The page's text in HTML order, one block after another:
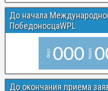
До начала
ПобедоносцаWPL
days 000 hours 0
До окончания приема